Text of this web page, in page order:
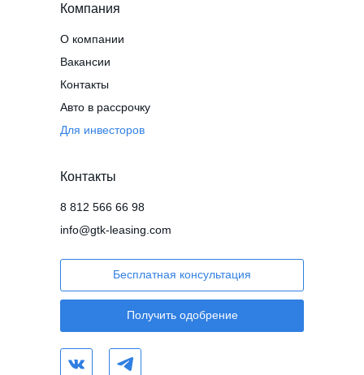
Компания
О компании
Вакансии
Контакты
Для инвесторов
Контакты
info@gtk-leasing.com
Бесплатная консультация
Получить одобрение
Авто в рассрочку
8 812 566 66 98